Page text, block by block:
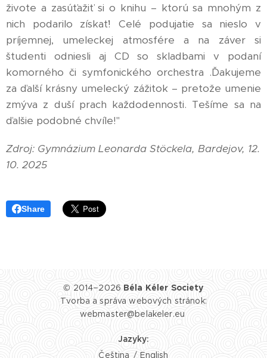
živote a zasúťažiť si o knihu – ktorú sa mnohým z
nich podarilo získať! Celé podujatie sa nieslo v
príjemnej, umeleckej atmosfére a na záver si
študenti odniesli aj CD so skladbami v podaní
komorného či symfonického orchestra .Ďakujeme
za ďalší krásny umelecký zážitok – pretože umenie
zmýva z duší prach každodennosti. Tešíme sa na
ďalšie podobné chvíle!"
Zdroj: Gymnázium Leonarda Stöckela, Bardejov, 12.
10. 2025
Share
© 2014–2026 Béla Kéler Society
Tvorba a správa webových stránok:
webmaster@belakeler.eu
Jazyky
Čeština
English